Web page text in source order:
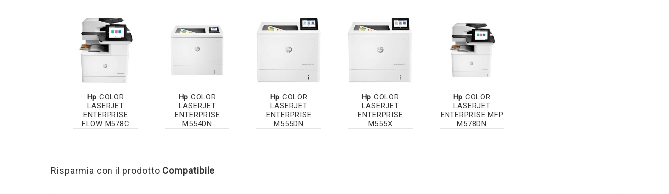
Hp COLOR
LASERJET
ENTERPRISE
FLOW M578C
Hp COLOR
LASERJET
ENTERPRISE
M554DN
Hp COLOR
LASERJET
ENTERPRISE
M555DN
Hp COLOR
LASERJET
ENTERPRISE
M555X
Hp COLOR
LASERJET
ENTERPRISE MFP
M578DN
Risparmia con il prodotto Compatibile